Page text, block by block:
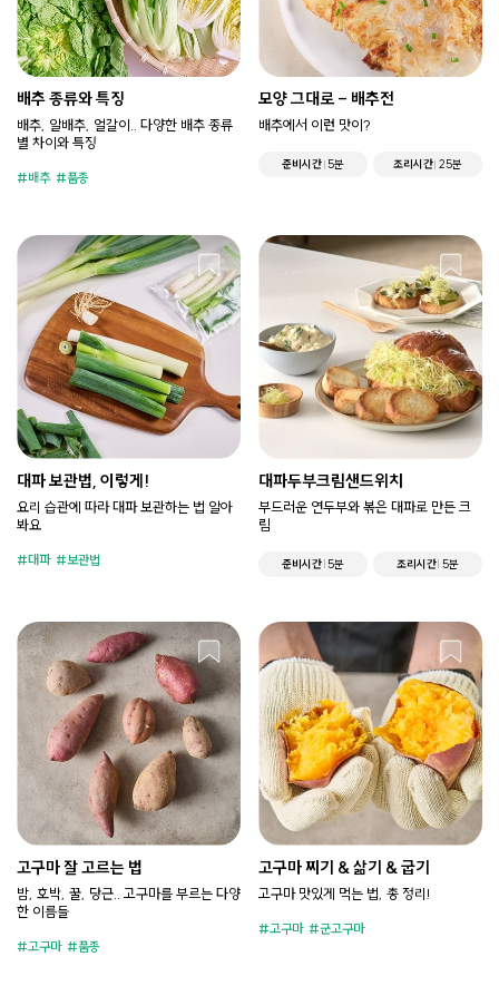
배추 종류와 특징
배추, 알배추, 얼갈이.. 다양한 배추 종류
별 차이와 특징
배추 품종
모양 그대로 - 배추전
배추에서 이런 맛이?
준비시간 5분 조리시간 25분
대파 보관법, 이렇게!
요리 습관에 따라 대파 보관하는 법 알아
봐요
대파 보관법
대파두부크림샌드위치
부드러운 연두부와 볶은 대파로 만든 크
림
준비시간 5분 조리시간 5분
고구마 잘 고르는 법
밤, 호박, 꿀, 당근.. 고구마를 부르는 다양
한 이름들
고구마 품종
고구마 찌기 & 삶기 & 굽기
고구마 맛있게 먹는 법, 총 정리!
고구마 군고구마